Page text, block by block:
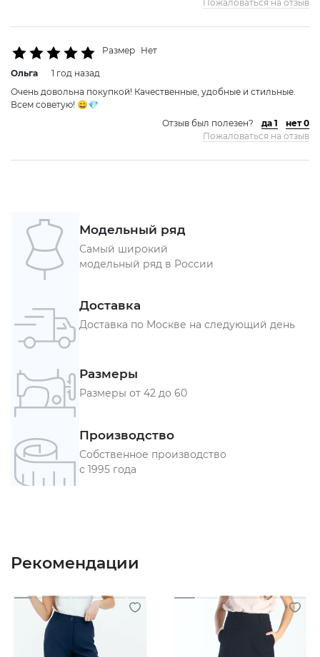
Пожаловаться на отзыв
Размер Нет
Ольга
1 год назад
Очень довольна покупкой! Качественные, удобные и стильные.
Всем советую! 😄💎
Отзыв был полезен?
да 1
нет 0
Пожаловаться на отзыв
Модельный ряд
Самый широкий
модельный ряд в России
Доставка
Доставка по Москве на следующий день
Размеры
Размеры от 42 до 60
Производство
Собственное производство
с 1995 года
Рекомендации